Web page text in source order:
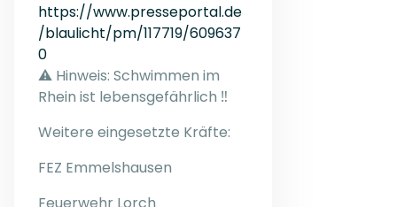
https://www.presseportal.de
/blaulicht/pm/117719/609637
0
⚠️ Hinweis: Schwimmen im
Rhein ist lebensgefährlich ‼️
Weitere eingesetzte Kräfte:
FEZ Emmelshausen